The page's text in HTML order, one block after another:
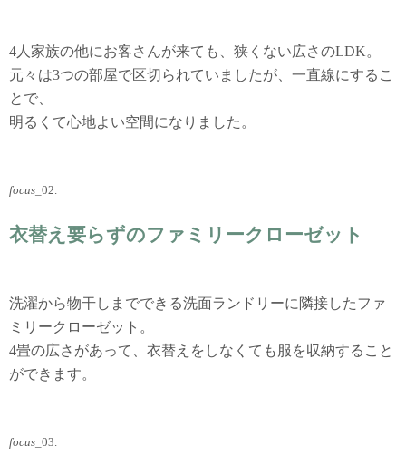
4人家族の他にお客さんが来ても、狭くない広さのLDK。
元々は3つの部屋で区切られていましたが、一直線にするこ
とで、
明るくて心地よい空間になりました。
focus _02.
衣替え要らずのファミリークローゼット
洗濯から物干しまでできる洗面ランドリーに隣接したファ
ミリークローゼット。
4畳の広さがあって、衣替えをしなくても服を収納すること
ができます。
focus _03.